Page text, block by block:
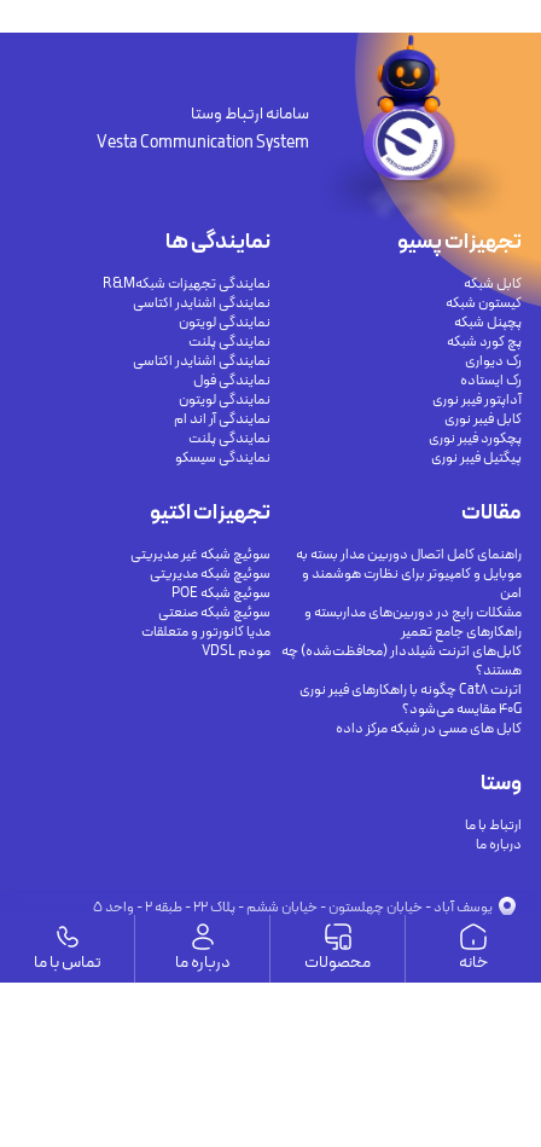
سامانه ارتباط وستا
Vesta Communication System
وستا
ارتباط با ما
درباره ما
تجهیزات پسیو
کابل شبکه
کیستون شبکه
پچپنل شبکه
پچ کورد شبکه
رک دیواری
رک ایستاده
آداپتور فیبر نوری
کابل فیبر نوری
پچکورد فیبر نوری
پیگتیل فیبر نوری
تجهیزات اکتیو
سوئیچ شبکه غیر مدیریتی
سوئیچ شبکه مدیریتی
سوئیچ شبکه POE
سوئیچ شبکه صنعتی
مدیا کانورتور و متعلقات
مودم VDSL
نمایندگی ها
نمایندگی تجهیزات شبکهR&M
نمایندگی اشنایدر اکتاسی
نمایندگی لویتون
نمایندگی پلنت
نمایندگی اشنایدر اکتاسی
نمایندگی فول
نمایندگی لویتون
نمایندگی آر اند ام
نمایندگی پلنت
نمایندگی سیسکو
مقالات
راهنمای کامل اتصال دوربین مدار بسته به
موبایل و کامپیوتر برای نظارت هوشمند و
امن
مشکلات رایج در دوربین‌های مداربسته و
راهکارهای جامع تعمیر
کابل‌های اترنت شیلددار (محافظت‌شده) چه
هستند؟
اترنت Cat8 چگونه با راهکارهای فیبر نوری
40G مقایسه می‌شود؟
کابل های مسی در شبکه مرکز داده
يوسف آباد - خيابان چهلستون - خيابان ششم - پلاك ٢٢ - طبقه ٢ - واحد ٥
info@vesta-com.com
09126394251
09191302116
خانه محصولات درباره ما تماس با ما